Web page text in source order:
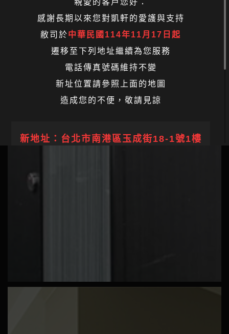
親愛的客戶您好：
感謝長期以來您對凱軒的愛護與支持
敝司於中華民國114年11月17日起
遷移至下列地址繼續為您服務
電話傳真號碼維持不變
新址位置請參照上面的地圖
造成您的不便，敬請見諒
新地址： 台北市南港區玉成街18-1號1樓